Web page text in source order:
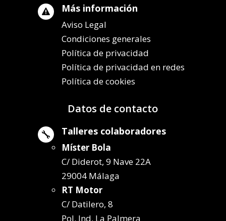
 Más información
Aviso Legal
Condiciones generales
Política de privacidad
Política de privacidad en redes
Política de cookies
Datos de contacto
 Talleres colaboradores
Míster Bola
C/ Diderot, 9 Nave 22A
29004 Málaga
RT Motor
C/ Datilero, 8
Pol. Ind. La Palmera